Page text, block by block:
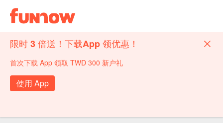
限时 3 倍送！下载App 领优惠！
首次下载 App 领取 TWD 300 新户礼
使用 App